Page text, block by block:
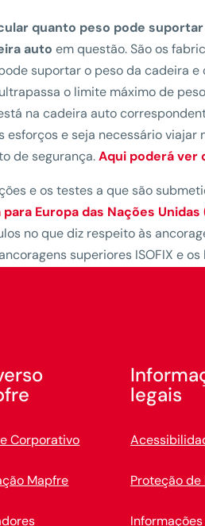
quanto peso pode
autoem questão. São os
suportar o peso da cadeira
o limite máximo de
na cadeira auto
esforços e seja necessário
de segurança.Aqui poderá ver
e os testes a que são
Europa das Nações Unidas
no que diz respeito às
superiores ISOFIX e
Corporativo
Mapfre
legais
Proteção de